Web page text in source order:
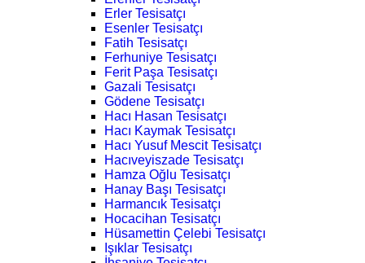
Erler Tesisatçı
Esenler Tesisatçı
Fatih Tesisatçı
Ferhuniye Tesisatçı
Ferit Paşa Tesisatçı
Gazali Tesisatçı
Gödene Tesisatçı
Hacı Hasan Tesisatçı
Hacı Kaymak Tesisatçı
Hacı Yusuf Mescit Tesisatçı
Hacıveyiszade Tesisatçı
Hamza Oğlu Tesisatçı
Hanay Başı Tesisatçı
Harmancık Tesisatçı
Hocacihan Tesisatçı
Hüsamettin Çelebi Tesisatçı
Işıklar Tesisatçı